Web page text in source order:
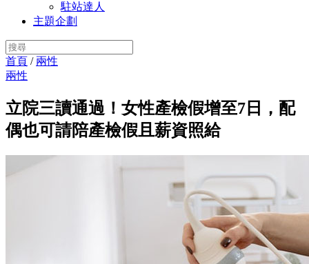
駐站達人
主題企劃
首頁 / 兩性
兩性
立院三讀通過！女性產檢假增至7日，配
偶也可請陪產檢假且薪資照給